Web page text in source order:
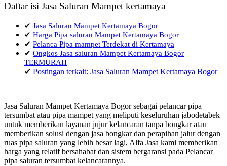
Daftar isi Jasa Saluran Mampet kertamaya
✔ Jasa Saluran Mampet Kertamaya Bogor
✔ Harga Pipa saluran Mampet Kertamaya Bogor
✔ Pelanca Pipa mampet Terdekat di Kertamaya
✔ Ongkos Jasa saluran Mampet Kertamaya Bogor
TERMURAH
✔ Postingan terkait: Jasa Saluran Mampet Kertamaya Bogor
Jasa Saluran Mampet Kertamaya Bogor sebagai pelancar pipa
tersumbat atau pipa mampet yang meliputi keseluruhan jabodetabek
untuk memberikan layanan jujur kelancaran tanpa bongkar atau
memberikan solusi dengan jasa bongkar dan perapihan jalur dengan
ruas pipa saluran yang lebih besar lagi, Alfa Jasa kami memberikan
harga yang relatif bersahabat dan sistem bergaransi pada Pelancar
pipa saluran tersumbat kelancarannya.